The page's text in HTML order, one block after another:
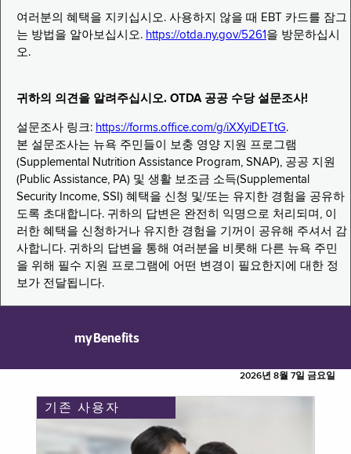
여러분의 혜택을 지키십시오. 사용하지 않을 때 EBT 카드를 잠그
는 방법을 알아보십시오. https://otda.ny.gov/5261 을 방문하십시
오.
귀하의 의견을 알려주십시오. OTDA 공공 수당 설문조사!
설문조사 링크: https://forms.office.com/g/iXXyiDETtG.
본 설문조사는 뉴욕 주민들이 보충 영양 지원 프로그램
(Supplemental Nutrition Assistance Program, SNAP), 공공 지원
(Public Assistance, PA) 및 생활 보조금 소득(Supplemental
Security Income, SSI) 혜택을 신청 및/또는 유지한 경험을 공유하
도록 초대합니다. 귀하의 답변은 완전히 익명으로 처리되며, 이
러한 혜택을 신청하거나 유지한 경험을 기꺼이 공유해 주셔서 감
사합니다. 귀하의 답변을 통해 여러분을 비롯해 다른 뉴욕 주민
을 위해 필수 지원 프로그램에 어떤 변경이 필요한지에 대한 정
보가 전달됩니다.
myBenefits
2026년 8월 7일 금요일
기존 사용자